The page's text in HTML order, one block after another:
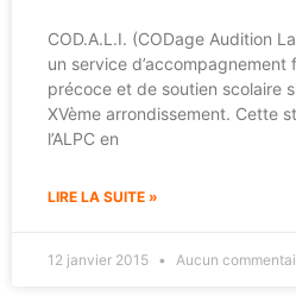
COD.A.L.I. (CODage Audition
un service d’accompagnement
précoce et de soutien scolaire
XVème arrondissement. Cette
l’ALPC en
LIRE LA SUITE »
12 janvier 2015 Aucun